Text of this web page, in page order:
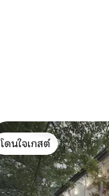
โดนใจเกสต์
โดนใจเกสต์